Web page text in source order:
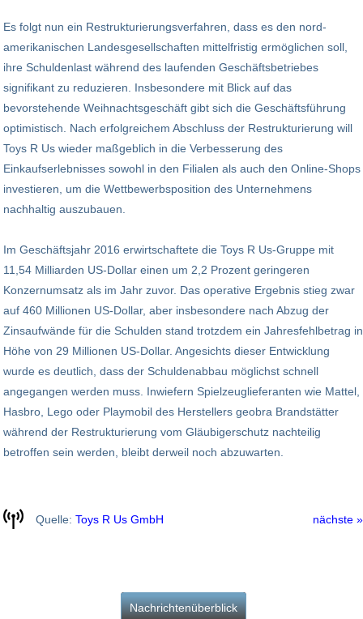
Es folgt nun ein Restrukturierungsverfahren, dass es den nord-
amerikanischen Landesgesellschaften mittelfristig ermöglichen soll,
ihre Schuldenlast während des laufenden Geschäftsbetriebes
signifikant zu reduzieren. Insbesondere mit Blick auf das
bevorstehende Weihnachtsgeschäft gibt sich die Geschäftsführung
optimistisch. Nach erfolgreichem Abschluss der Restrukturierung will
Toys R Us wieder maßgeblich in die Verbesserung des
Einkaufserlebnisses sowohl in den Filialen als auch den Online-Shops
investieren, um die Wettbewerbsposition des Unternehmens
nachhaltig auszubauen.
Im Geschäftsjahr 2016 erwirtschaftete die Toys R Us-Gruppe mit
11,54 Milliarden US-Dollar einen um 2,2 Prozent geringeren
Konzernumsatz als im Jahr zuvor. Das operative Ergebnis stieg zwar
auf 460 Millionen US-Dollar, aber insbesondere nach Abzug der
Zinsaufwände für die Schulden stand trotzdem ein Jahresfehlbetrag in
Höhe von 29 Millionen US-Dollar. Angesichts dieser Entwicklung
wurde es deutlich, dass der Schuldenabbau möglichst schnell
angegangen werden muss. Inwiefern Spielzeuglieferanten wie Mattel,
Hasbro, Lego oder Playmobil des Herstellers geobra Brandstätter
während der Restrukturierung vom Gläubigerschutz nachteilig
betroffen sein werden, bleibt derweil noch abzuwarten.
Quelle: Toys R Us GmbH nächste »
Nachrichtenüberblick